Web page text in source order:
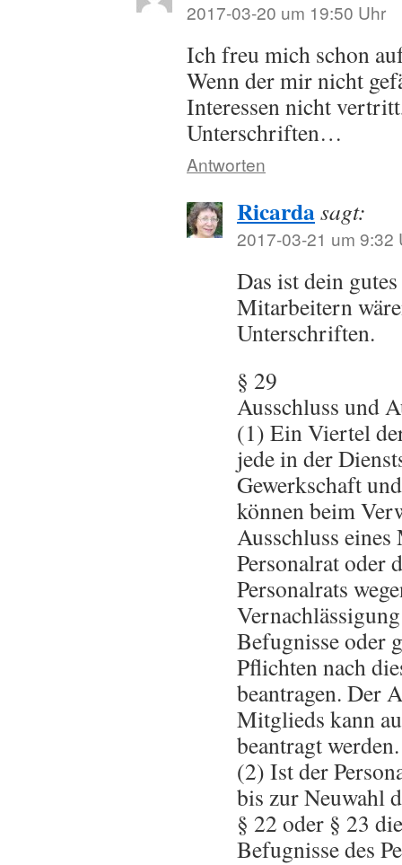
2017-03-20 um 19:50 Uhr
Ich freu mich schon
Wenn der mir nicht
Interessen nicht
Unterschriften…
Antworten
Ricardasagt:
2017-03-21 um 9:32
Das ist dein
Mitarbeitern
Unterschriften.
§ 29
Ausschluss und
(1) Ein Viertel
jede in der
Gewerkschaft
können beim
Ausschluss
Personalrat oder
Personalrats
Befugnisse oder
Pflichten nach
beantragen. Der
Mitglieds kann
beantragt werden.
(2) Ist der
bis zur Neuwahl
§ 22 oder § 23
Befugnisse des